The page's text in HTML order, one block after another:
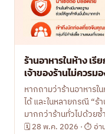
ร้านอาหารในห้าง เ
เจ้าของร้านไม่ควรม
หากถามว่าร้านอาหารใ
ได้ และในหลายกรณี “ร้
มากกว่าร้านทั่วไปด้วยซ้
🗓 28 พ.ค. 2026 · ⏱ อ่า